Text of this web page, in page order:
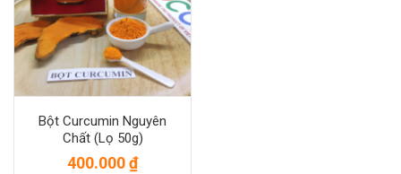
Bột Curcumin Nguyên
Chất (lọ 50g)
400.000₫